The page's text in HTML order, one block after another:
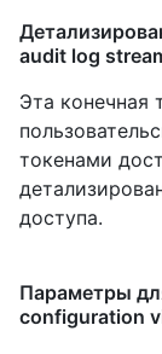
audit log
Эта конечная
токенами
доступа.
Параметры
configuration